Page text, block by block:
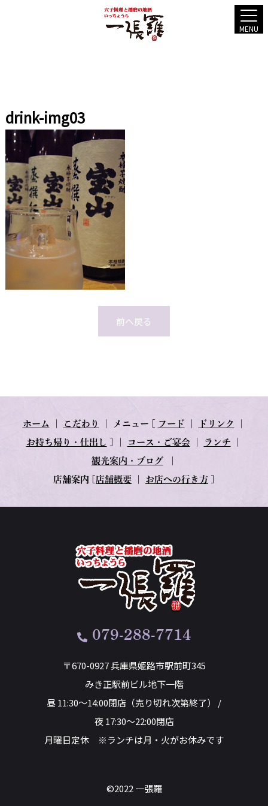
MENU
drink-img03
前へ戻る
ホーム こだわり メニュー フード ドリンク
お持ち帰り・仕出し コース・ご宴会｜ ランチ
観光案内・ブログ｜
店舗案内 店舗概要 お店への行き方
079-288-7714
〒670-0927 兵庫県姫路市駅前町345
みき正駅前ビル地下一階
昼 11:30～14:00閉店（売り切れ次第終了） /
夜 17:30～22:00閉店
月曜日定休 ※ランチは月・火がお休みです
©2022 一張羅